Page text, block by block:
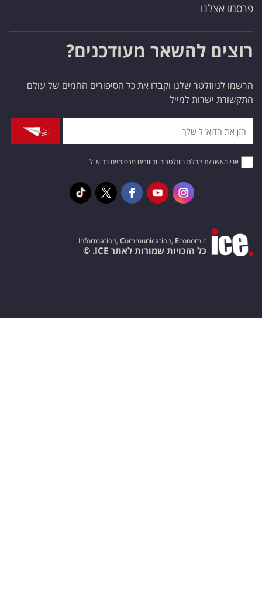
פרסמו אצלנו
רוצים להשאר מעודכנים?
הרשמו לניוזלטר שלנו וקבלו את כל הסיפורים החמים של עולם
התקשורת ישרות למייל
אני מאשר/ת קבלת ניוזלטרים ודיוורים פרסומיים בדוא"ל
Information, Communication, Economic
כל הזכויות שמורות לאתר ICE. ©